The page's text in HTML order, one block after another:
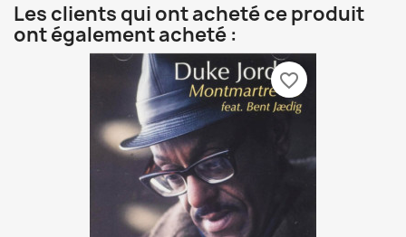
Les clients qui ont acheté ce produit
ont également acheté :
favorite_border